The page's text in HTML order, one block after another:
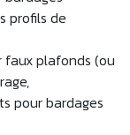
profils de
faux plafonds (ou
pour bardages